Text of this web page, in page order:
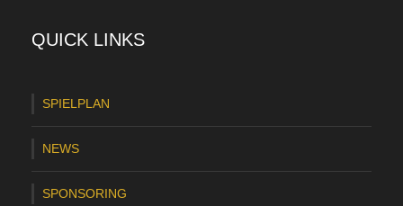
QUICK LINKS
SPIELPLAN
NEWS
SPONSORING